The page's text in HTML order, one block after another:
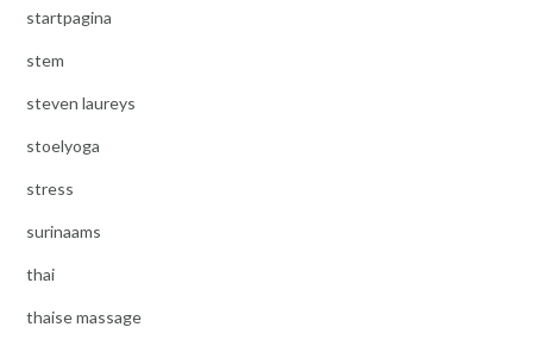
startpagina
stem
steven laureys
stoelyoga
stress
surinaams
thai
thaise massage